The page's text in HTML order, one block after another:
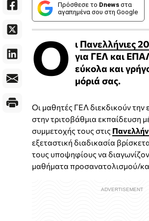
Πρόσθεσε το Dnews στα
αγαπημένα σου στη Google
Ο ι Πανελλήνιες
για ΓΕΛ και
εύκολα και
μόριά σας.
Οι μαθητές ΓΕΛ διεκδικούν την
στην τριτοβάθμια εκπαίδευση
συμμετοχής τους στις
εξεταστική διαδικασία
τους υποψηφίους να
μαθήματα προσανατολισμού/